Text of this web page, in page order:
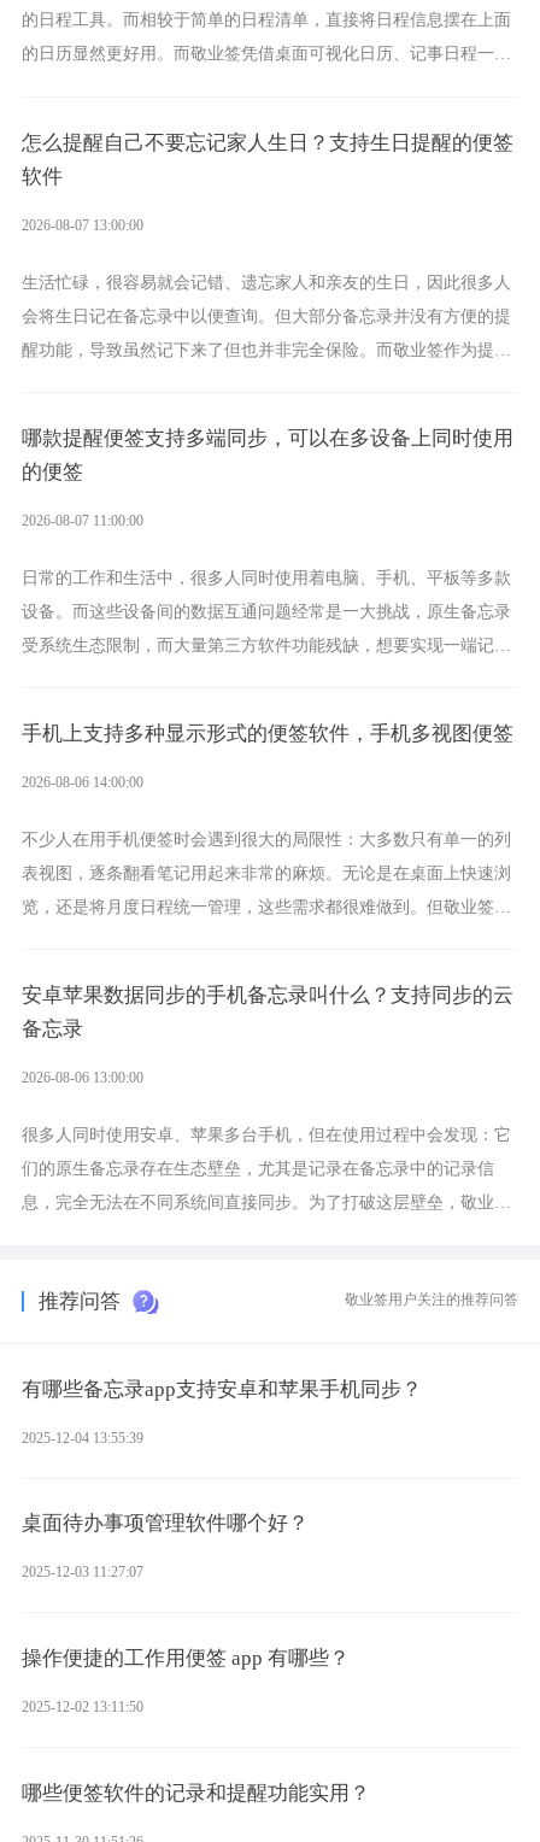
的日程工具。而相较于简单的日程清单，直接将日程信息摆在上面
的日历显然更好用。而敬业签凭借桌面可视化日历、记事日程一体
怎么提醒自己不要忘记家人生日？支持生日提醒的便签
软件
2026-08-07 13:00:00
生活忙碌，很容易就会记错、遗忘家人和亲友的生日，因此很多人
会将生日记在备忘录中以便查询。但大部分备忘录并没有方便的提
醒功能，导致虽然记下来了但也并非完全保险。而敬业签作为提醒
哪款提醒便签支持多端同步，可以在多设备上同时使用
的便签
2026-08-07 11:00:00
日常的工作和生活中，很多人同时使用着电脑、手机、平板等多款
设备。而这些设备间的数据互通问题经常是一大挑战，原生备忘录
受系统生态限制，而大量第三方软件功能残缺，想要实现一端记
手机上支持多种显示形式的便签软件，手机多视图便签
2026-08-06 14:00:00
不少人在用手机便签时会遇到很大的局限性：大多数只有单一的列
表视图，逐条翻看笔记用起来非常的麻烦。无论是在桌面上快速浏
览，还是将月度日程统一管理，这些需求都很难做到。但敬业签作
安卓苹果数据同步的手机备忘录叫什么？支持同步的云
备忘录
2026-08-06 13:00:00
很多人同时使用安卓、苹果多台手机，但在使用过程中会发现：它
们的原生备忘录存在生态壁垒，尤其是记录在备忘录中的记录信
息，完全无法在不同系统间直接同步。为了打破这层壁垒，敬业签
推荐问答 敬业签用户关注的推荐问答
有哪些备忘录app支持安卓和苹果手机同步？
2025-12-04 13:55:39
桌面待办事项管理软件哪个好？
2025-12-03 11:27:07
操作便捷的工作用便签 app 有哪些？
2025-12-02 13:11:50
哪些便签软件的记录和提醒功能实用？